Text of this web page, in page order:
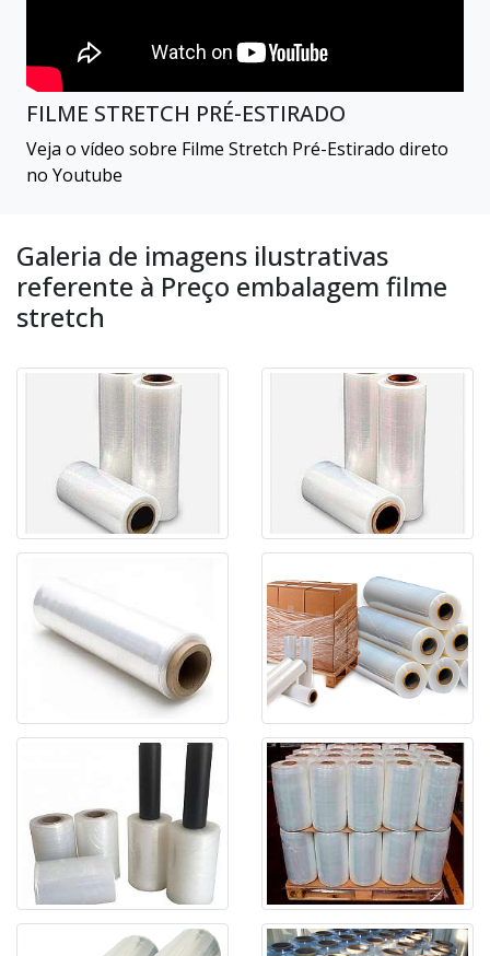
FILME STRETCH PRÉ-ESTIRADO
Veja o vídeo sobre Filme Stretch Pré-Estirado direto
no Youtube
Galeria de imagens ilustrativas
referente à Preço embalagem filme
stretch